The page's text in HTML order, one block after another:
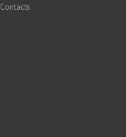
Contacts